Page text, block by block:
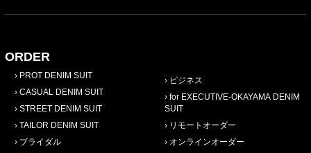
ORDER
PROT DENIM SUIT
CASUAL DENIM SUIT
STREET DENIM SUIT
TAILOR DENIM SUIT
ブライダル
ビジネス
for EXECUTIVE-OKAYAMA DENIM
SUIT
リモートオーダー
オンラインオーダー